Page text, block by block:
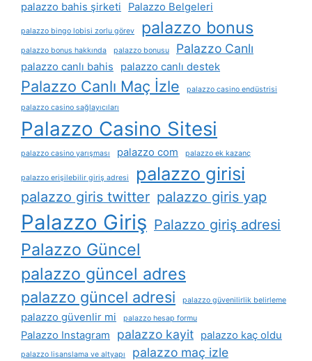
palazzo bahis şirketi Palazzo Belgeleri
palazzo bingo lobisi zorlu görev palazzo bonus
palazzo bonus hakkında palazzo bonusu Palazzo Canlı
palazzo canlı bahis palazzo canlı destek
Palazzo Canlı Maç İzle
palazzo casino endüstrisi
palazzo casino sağlayıcıları
Palazzo Casino Sitesi
palazzo casino yarışması palazzo com palazzo ek kazanç
palazzo erişilebilir giriş adresi palazzo girisi
palazzo giris twitter palazzo giris yap
Palazzo Giriş Palazzo giriş adresi
Palazzo Güncel
palazzo güncel adres
palazzo güncel adresi palazzo güvenilirlik belirleme
palazzo güvenlir mi palazzo hesap formu
Palazzo Instagram palazzo kayit palazzo kaç oldu
palazzo lisanslama ve altyapı palazzo maç izle